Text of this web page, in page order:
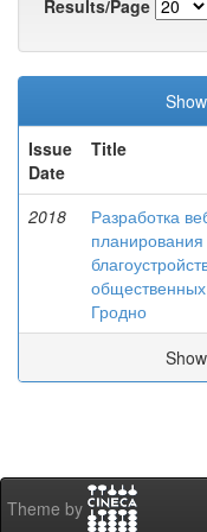
Results/Page
Issue
Date
Title
2018
Разработка
общественных
Гродно
Theme by